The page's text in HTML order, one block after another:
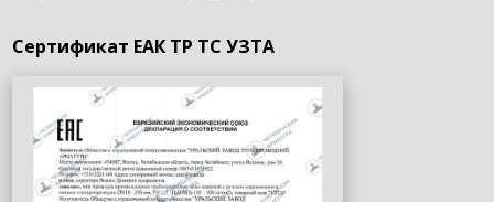
Сертификат ЕАК ТР ТС УЗТА